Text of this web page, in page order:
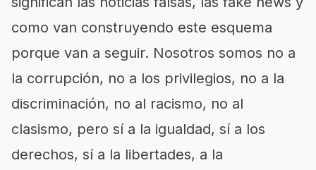
como van construyendo este esquema
porque van a seguir. Nosotros somos no a
la corrupción, no a los privilegios, no a la
discriminación, no al racismo, no al
clasismo, pero sí a la igualdad, sí a los
derechos, sí a la libertades, a la